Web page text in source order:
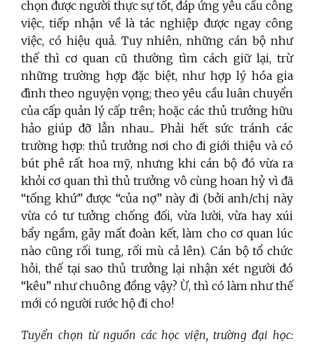
chọn được người thực sự tốt, đáp ứng yêu cầu công
việc, tiếp nhận về là tác nghiệp được ngay công
việc, có hiệu quả. Tuy nhiên, những cán bộ như
thế thì cơ quan cũ thường tìm cách giữ lại, trừ
những trường hợp đặc biệt, như hợp lý hóa gia
đình theo nguyện vọng; theo yêu cầu luân chuyển
của cấp quản lý cấp trên; hoặc các thủ trưởng hữu
hảo giúp đỡ lẫn nhau... Phải hết sức tránh các
trường hợp: thủ trưởng nơi cho đi giới thiệu và có
bút phê rất hoa mỹ, nhưng khi cán bộ đó vừa ra
khỏi cơ quan thì thủ trưởng vô cùng hoan hỷ vì đã
“tống khứ” được “của nợ” này đi (bởi anh/chị này
vừa có tư tưởng chống đối, vừa lười, vừa hay xúi
bẩy ngầm, gây mất đoàn kết, làm cho cơ quan lúc
nào cũng rối tung, rối mù cả lên). Cán bộ tổ chức
hỏi, thế tại sao thủ trưởng lại nhận xét người đó
“kêu” như chuông đồng vậy? Ừ, thì có làm như thế
mới có người rước hộ đi cho!
Tuyển chọn từ nguồn các học viện, trường đại học: